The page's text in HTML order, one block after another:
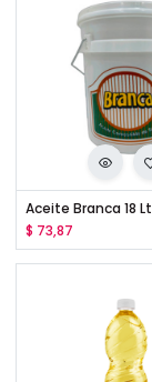
Aceite Branca 18 Lt
$ 73,87